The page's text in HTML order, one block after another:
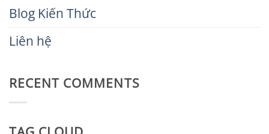
Blog Kiến Thức
Liên hệ
RECENT COMMENTS